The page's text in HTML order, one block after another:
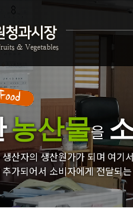
농산물을
산자의 생산원가가 되며 여기
가되어서 소비자에게 전달되